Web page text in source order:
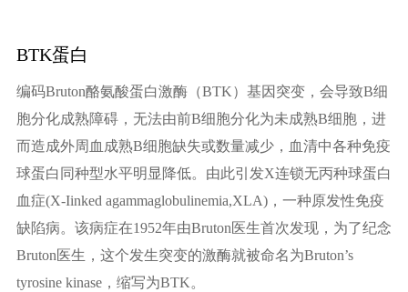
BTK蛋白
编码Bruton酪氨酸蛋白激酶（BTK）基因突变，会导致B细
胞分化成熟障碍，无法由前B细胞分化为未成熟B细胞，进
而造成外周血成熟B细胞缺失或数量减少，血清中各种免疫
球蛋白同种型水平明显降低。由此引发X连锁无丙种球蛋白
血症(X-Iinked agammaglobulinemia,XLA)，一种原发性免疫
缺陷病。该病症在1952年由Bruton医生首次发现，为了纪念
Bruton医生，这个发生突变的激酶就被命名为Bruton’s
tyrosine kinase，缩写为BTK。